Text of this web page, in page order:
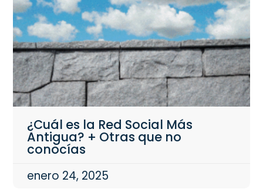
¿Cuál es la Red Social Más
Antigua? + Otras que no
conocías
enero 24, 2025